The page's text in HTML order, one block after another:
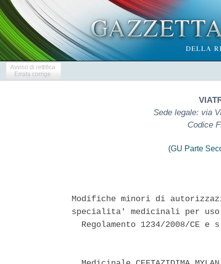
Avviso di rettifica
Errata corrige
Sede legale: via
Codice
(GU Parte
Modifiche minori di
specialita' medicinali per uso
Regolamento 1234/2008/CE e